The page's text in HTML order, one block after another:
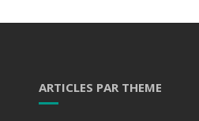
ARTICLES PAR THEME